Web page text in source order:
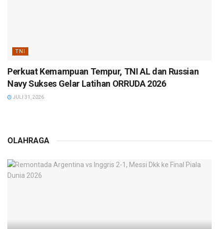
TNI
Perkuat Kemampuan Tempur, TNI AL dan Russian
Navy Sukses Gelar Latihan ORRUDA 2026
JULI 31, 2026
OLAHRAGA